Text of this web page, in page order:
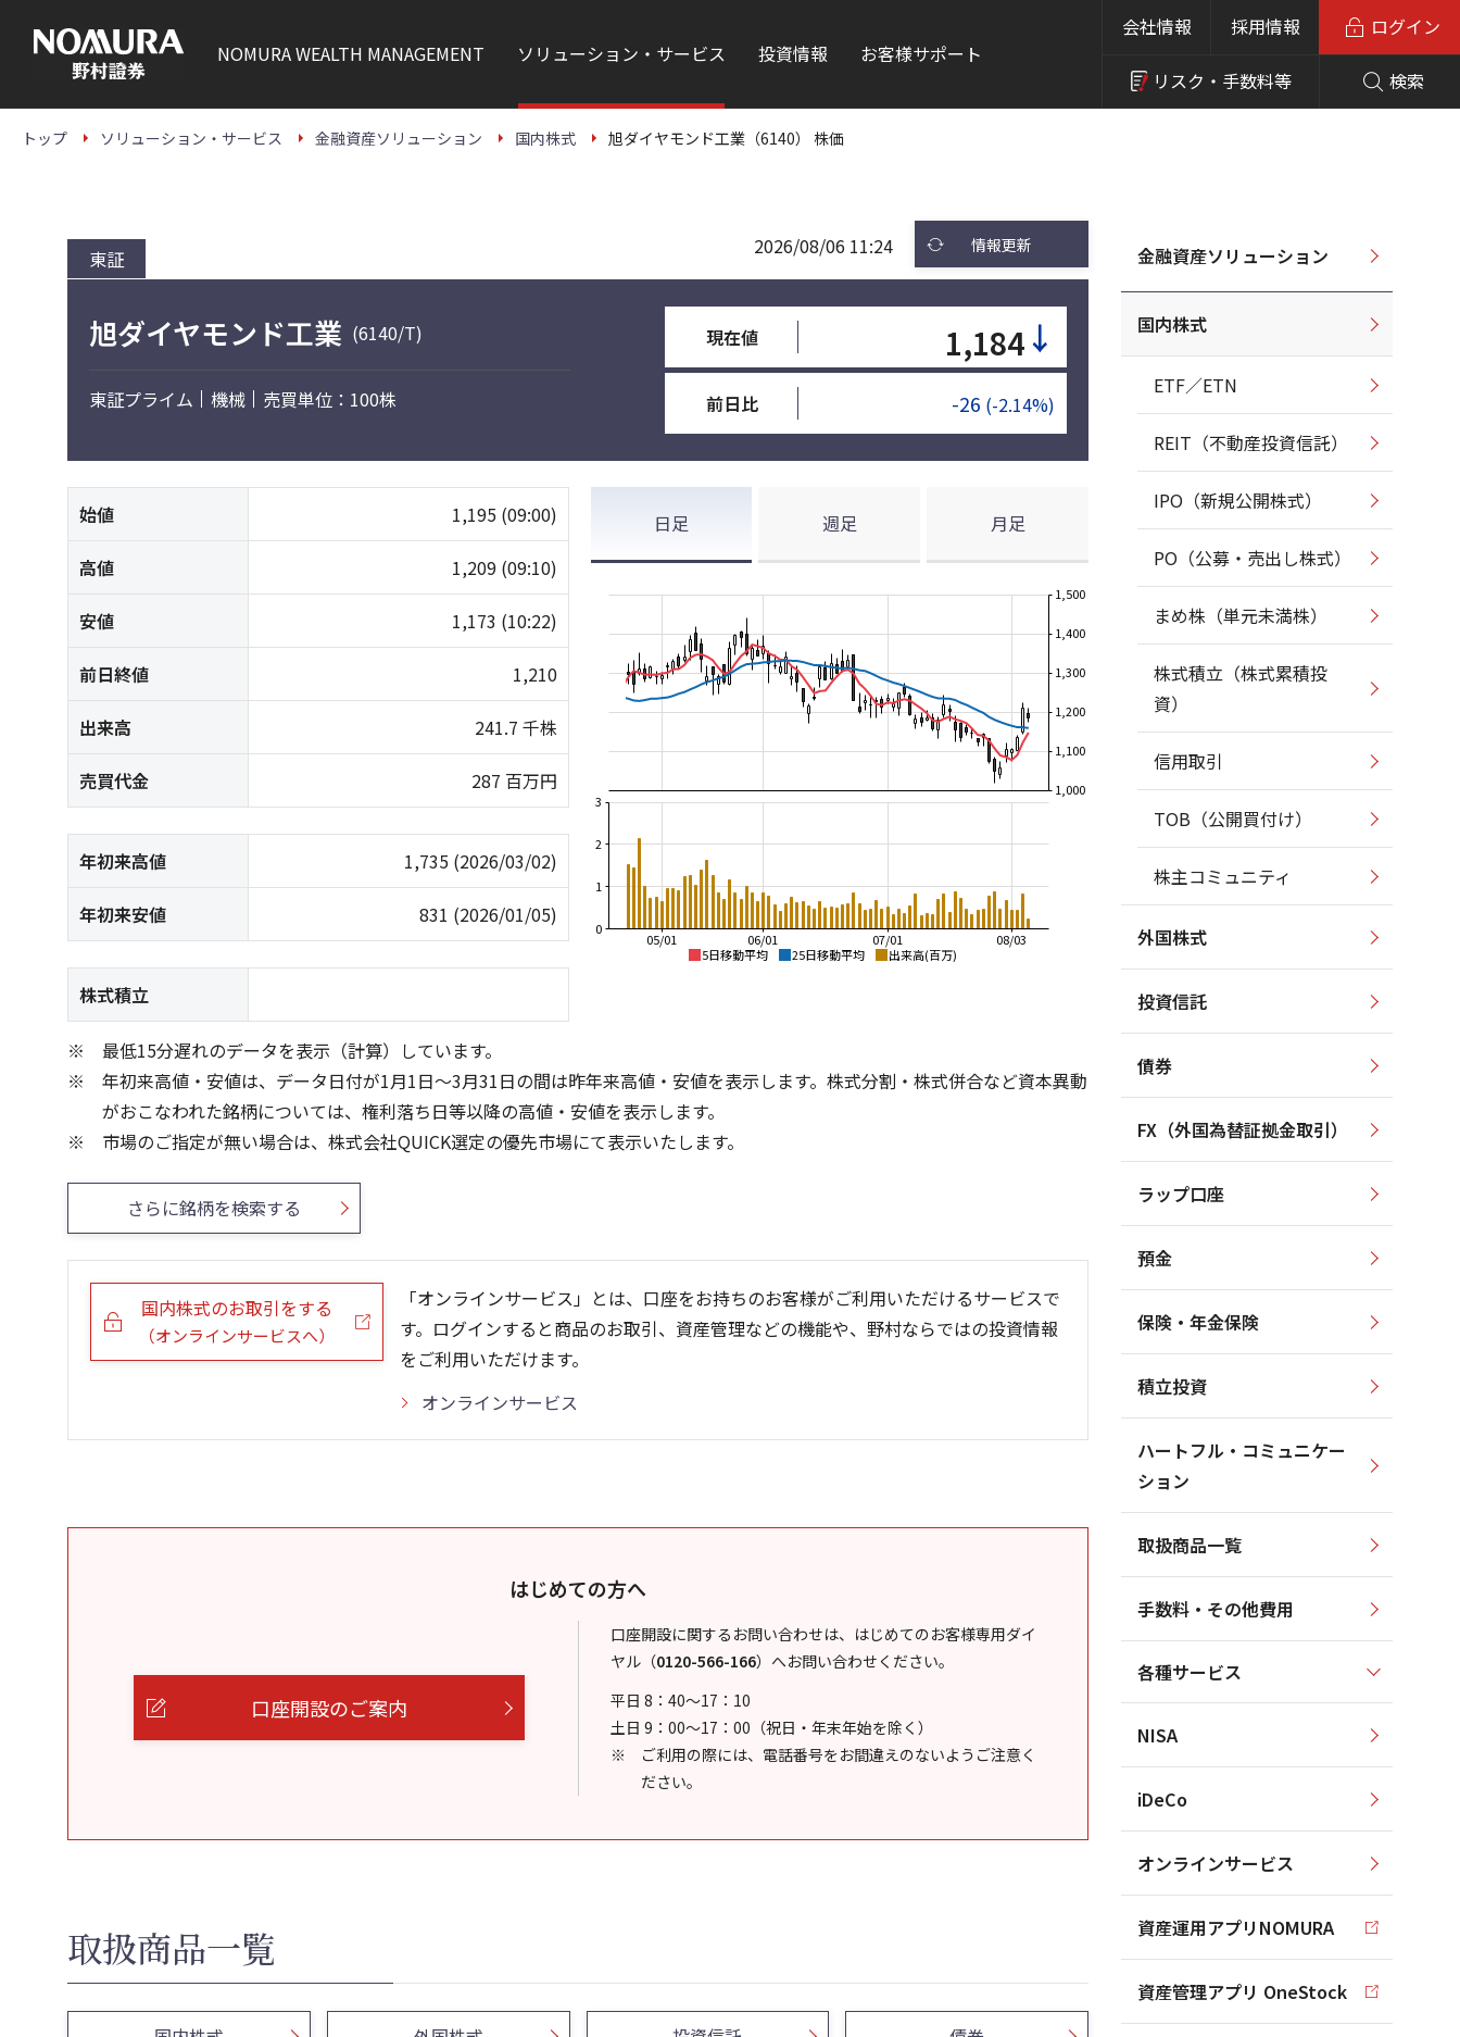
本
NOMURAWEALTH MANAGEMENT ソリューション・サービス 投資情報 お客様サポート
会社情報 採用情報
リスク・ 手数料等 検索
ログイン
トップ ソリューション・サービス 金融資産ソリューション 国内株式 旭ダイヤモンド工業（6140） 株価
東証 2026/08/06 11:24 情報更新
旭ダイヤモンド工業 (6140/T)
東証プライム 機械 売買単位：100株
現在値 1,184 ↓
前日比 -26 (-2.14%)
始値 1,195 (09:00)
高値 1,209 (09:10)
安値 1,173 (10:22)
前日終値 1,210
出来高 241.7 千株
売買代金 287 百万円
年初来高値 1,735 (2026/03/02)
年初来安値 831 (2026/01/05)
株式積立
日足 週足 月足
5日移動平均 25日移動平均 出来高(百万)
08/03
07/01
06/01
05/01
1,000
1,100
1,200
1,300
1,400
1,500
0
1
2
3
0
5
1,200
0
最低15分遅れのデータを表示（計算）しています。
年初来高値・安値は、データ日付が1月1日～3月31日の間は昨年来高値・安値を表示します。株式分割・株式併合など資本異動
がおこなわれた銘柄については、権利落ち日等以降の高値・安値を表示します。
市場のご指定が無い場合は、株式会社QUICK選定の優先市場にて表示いたします。
さらに銘柄を検索する
国内株式のお取引をする
（オンラインサービスへ）
「オンラインサービス」とは、口座をお持ちのお客様がご利用いただけるサービスで
す。ログインすると商品のお取引、資産管理などの機能や、野村ならではの投資情報
をご利用いただけます。
オンラインサービス
はじめての方へ
口座開設のご案内
口座開設に関するお問い合わせは、はじめてのお客様専用ダイ
ヤル （0120-566-166） へお問い合わせください。
平日 8：40～17：10
土日 9：00～17：00（祝日・年末年始を除く）
ご利用の際には、電話番号をお間違えのないようご注意く
ださい。
取扱商品一覧
金融資産ソリューション
国内株式
ETF／ETN
REIT（不動産投資信託）
IPO（新規公開株式）
PO（公募・売出し株式）
まめ株（単元未満株）
株式積立（株式累積投
資）
信用取引
TOB（公開買付け）
株主コミュニティ
外国株式
投資信託
債券
FX（外国為替証拠金取引）
ラップ口座
預金
保険・年金保険
積立投資
ハートフル・コミュニケー
ション
取扱商品一覧
手数料・その他費用
各種サービス
NISA
iDeCo
オンラインサービス
資産運用アプリNOMURA
資産管理アプリ OneStock